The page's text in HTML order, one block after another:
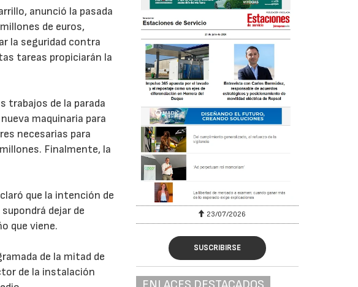
anunció la pasada
de euros,
la seguridad contra
tareas propiciarán la
trabajos de la parada
maquinaria para
necesarias para
Finalmente, la
que la intención de
dejar de
que viene.
de la mitad de
de la instalación
30/07/2026 23/07/2026
SUSCRIBIRSE